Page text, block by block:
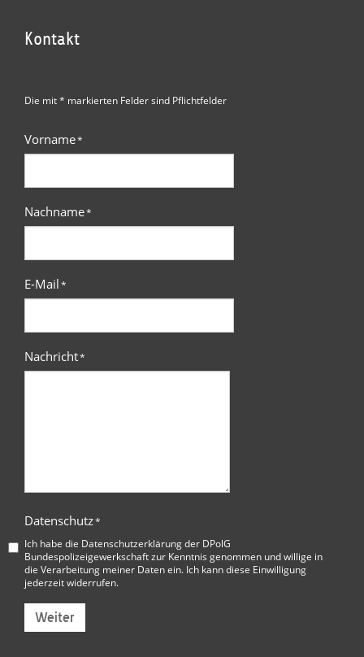
Kontakt
Die mit * markierten Felder sind Pflichtfelder
Vorname*
Nachname*
E-Mail*
Nachricht*
Datenschutz*
Ich habe die Datenschutzerklärung der DPolG
Bundespolizeigewerkschaftzur Kenntnis genommen und willige in
die Verarbeitung meiner Daten ein. Ich kann diese Einwilligung
jederzeit widerrufen.
Weiter